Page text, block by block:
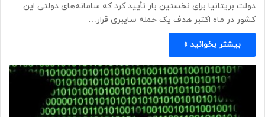
دولت بریتانیا برای نخستین بار تأیید کرد که سامانه‌های دولتی این
کشور در ماه اکتبر هدف یک حمله سایبری قرار…
بیشتر بخوانید »